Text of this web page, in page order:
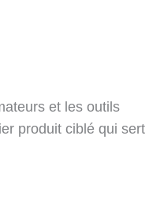
et les outils
produit ciblé qui sert